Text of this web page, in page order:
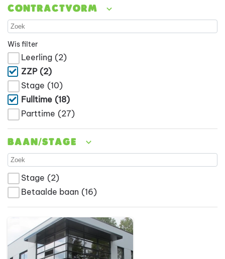
Contractvorm
Wis filter
Leerling (2)
ZZP (2)
Stage (10)
Fulltime (18)
Parttime (27)
Baan/stage
Stage (2)
Betaalde baan (16)